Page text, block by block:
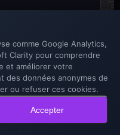
nécessitent une
doivent
les
finale.
l'entraînement
permettent
comme Google Analytics,
Clarity pour comprendre
et améliorer votre
des données anonymes de
ou refuser ces cookies.
Accepter